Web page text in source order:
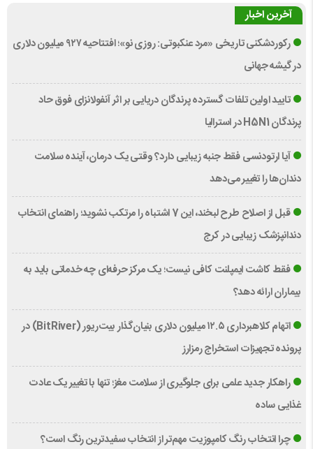
آخرین اخبار
رکوردشکنی تاریخی «مرد عنکبوتی: روزی نو»؛ افتتاحیه ۹۲۷ میلیون دلاری
در گیشه جهانی
تایید اولین تلفات گسترده پرندگان دریایی بر اثر آنفولانزای فوق حاد
پرندگان H5N1 در استرالیا
آیا ارتودنسی فقط جنبه زیبایی دارد؟ وقتی یک درمان، آینده سلامت
دندان‌ها را تغییر می‌دهد
قبل از اصلاح طرح لبخند، این 7 اشتباه را مرتکب نشوید؛ راهنمای انتخاب
دندانپزشک زیبایی در کرج
فقط کاشت ایمپلنت کافی نیست؛ یک مرکز حرفه‌ای چه خدماتی باید به
بیماران ارائه دهد؟
اتهام کلاهبرداری ۱۲.۵ میلیون دلاری بنیان‌گذار بیت‌ریور (BitRiver) در
پرونده تجهیزات استخراج رمزارز
راهکار جدید علمی برای جلوگیری از سلامت مغز؛ تنها با تغییر یک عادت
غذایی ساده
چرا انتخاب رنگ کامپوزیت مهم‌تر از انتخاب سفیدترین رنگ است؟